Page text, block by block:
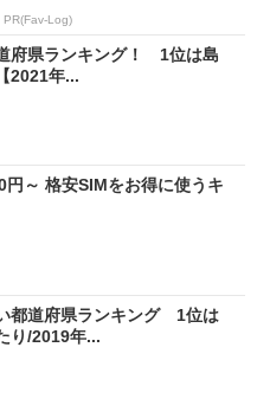
PR(Fav-Log)
府県ランキング！ 1位は島
2021年...
円～ 格安SIMをお得に使うキ
都道府県ランキング 1位は
り/2019年...